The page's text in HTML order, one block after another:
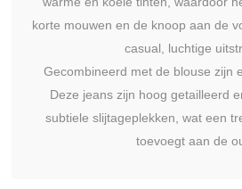
korte mouwen en de knoop aan de
casual, luchtige
Gecombineerd met de blouse zijn
Deze jeans zijn hoog getailleerd
subtiele slijtageplekken, wat een
toevoegt aan de